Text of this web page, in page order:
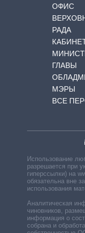
ОФИС
РАДА
ГЛАВЫ
МЭРЫ
ВСЕ
Использование
разрешается при
гиперссылки) на
обязательна вне
использования
Аналитическая
чиновников,
информация о
собрана и